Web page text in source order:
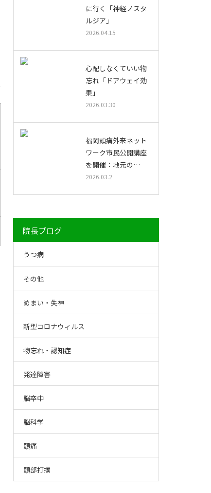
に行く「神経ノスタ
ルジア」
2026.04.15
心配しなくていい物
忘れ「ドアウェイ効
果」
2026.03.30
福岡頭痛外来ネット
ワーク市民公開講座
を開催：地元の…
2026.03.2
院長ブログ
うつ病
その他
めまい・失神
新型コロナウィルス
物忘れ・認知症
発達障害
脳卒中
脳科学
頭痛
頭部打撲